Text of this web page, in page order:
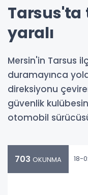
Tarsus'ta
yaralı
Mersin'in Tarsus
duramayınca
direksiyonu
güvenlik
otomobil
703 OKUNMA 18-